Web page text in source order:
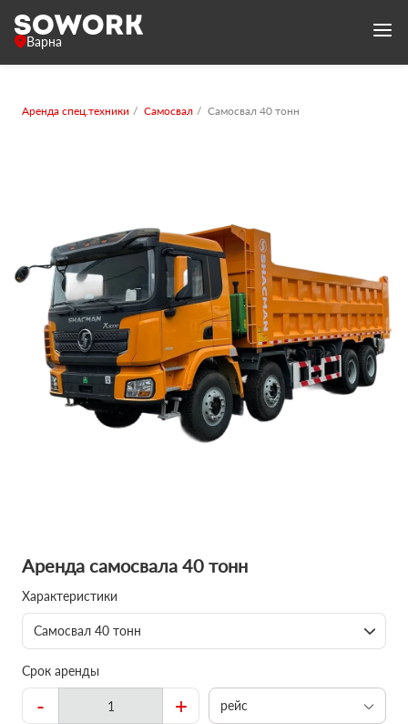
Варна
Аренда спец.техники Самосвал Самосвал 40 тонн
Аренда самосвала 40 тонн
Характеристики
Самосвал 40 тонн
Срок аренды
- + рейс